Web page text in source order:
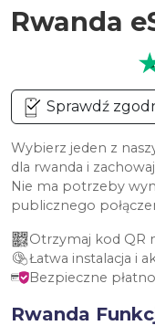
Rwanda
Sprawdź
Wybierz jeden z
dla rwanda i
Nie ma potrzeby
publicznego
Otrzymaj kod QR
Łatwa instalacja i
Bezpieczne
Rwanda